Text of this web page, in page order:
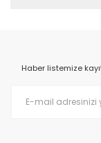
Haber listemize